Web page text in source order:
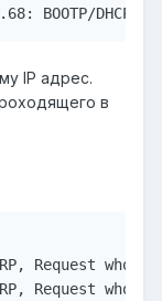
IP адрес.
в
who-
who-